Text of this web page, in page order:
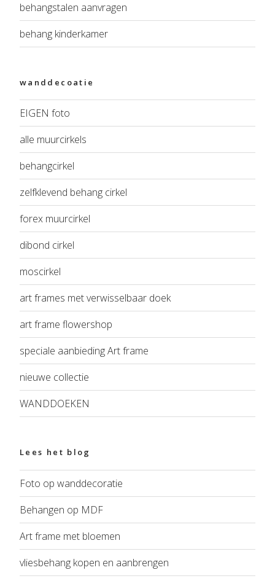
behangstalen aanvragen
behang kinderkamer
wanddecoatie
EIGEN foto
alle muurcirkels
behangcirkel
zelfklevend behang cirkel
forex muurcirkel
dibond cirkel
moscirkel
art frames met verwisselbaar doek
art frame flowershop
speciale aanbieding Art frame
nieuwe collectie
WANDDOEKEN
Lees het blog
Foto op wanddecoratie
Behangen op MDF
Art frame met bloemen
vliesbehang kopen en aanbrengen